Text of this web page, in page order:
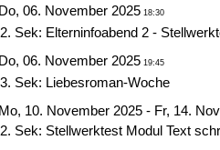
06. November 2025 18:30
2. Sek: Elterninfoabend 2 -
06. November 2025 19:45
3. Sek: Liebesroman-Woche
10. November 2025 - Fr, 14.
2. Sek: Stellwerktest Modul Text